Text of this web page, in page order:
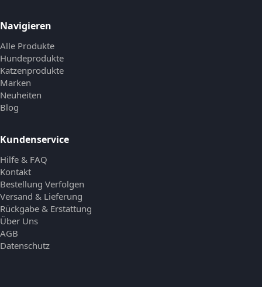
Navigieren
Alle Produkte
Hundeprodukte
Katzenprodukte
Marken
Neuheiten
Blog
Kundenservice
Hilfe & FAQ
Kontakt
Bestellung Verfolgen
Versand & Lieferung
Rückgabe & Erstattung
Über Uns
AGB
Datenschutz